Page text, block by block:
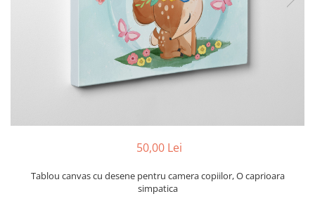
Tricou personalizat cu imaginea
sau textul tau
50,00 Lei
Tablou canvas cu desene pentru camera copiilor, O caprioara
simpatica